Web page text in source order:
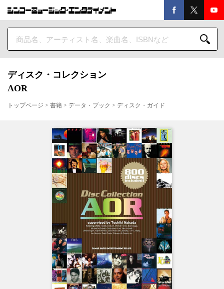
ディスク・コレクション
AOR
トップページ > 書籍 > データ・ブック > ディスク・ガイド